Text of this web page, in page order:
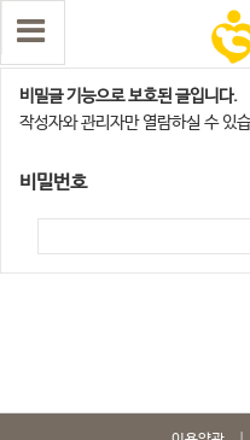
서울지사
비밀글 기능으로 보호된 글입니다.
작성자와 관리자만 열람하실 수 있
비밀번호